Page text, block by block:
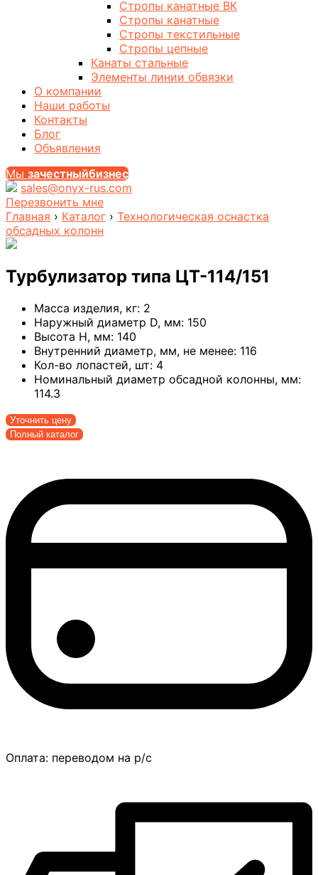
Стропы канатные ВК
Стропы канатные
Стропы текстильные
Стропы цепные
Канаты стальные
Элементы линии обвязки
О компании
Наши работы
Контакты
Блог
Объявления
Мы зачестныйбизнес
sales@onyx-rus.com
Перезвонить мне
Главная › Каталог › Технологическая оснастка
обсадных колонн
Турбулизатор типа ЦТ-114/151
Масса изделия, кг: 2
Наружный диаметр D, мм: 150
Высота H, мм: 140
Внутренний диаметр, мм, не менее: 116
Кол-во лопастей, шт: 4
Номинальный диаметр обсадной колонны, мм:
114.3
Уточнить цену
Полный каталог
Оплата: переводом на р/с